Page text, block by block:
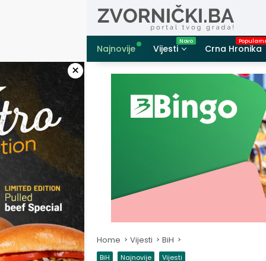
Najnovije
Vijesti Crna Hronika
×
Home Vijesti BiH
BiH Najnovije Vijesti